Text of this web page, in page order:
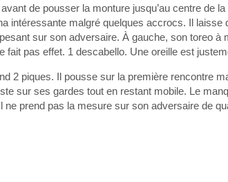
de pousser la monture jusqu’au centre de
intéressante malgré quelques accrocs. Il laisse
sur son adversaire. À gauche, son toreo à
fait pas effet. 1 descabello. Une oreille est
2 piques. Il pousse sur la première rencontre
sur ses gardes tout en restant mobile. Le
prend pas la mesure sur son adversaire de